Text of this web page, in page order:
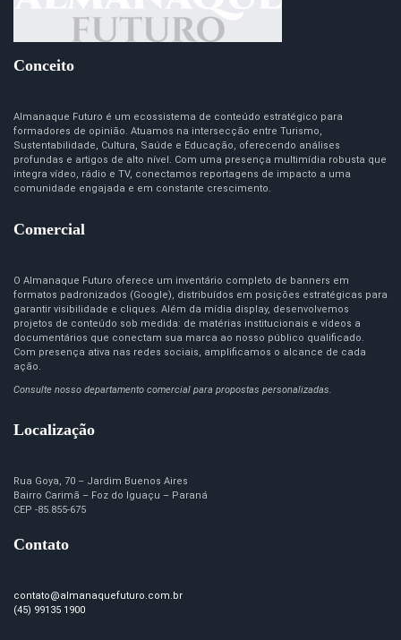
Conceito
Almanaque Futuro é um ecossistema de conteúdo estratégico para
formadores de opinião. Atuamos na intersecção entre Turismo,
Sustentabilidade, Cultura, Saúde e Educação, oferecendo análises
profundas e artigos de alto nível. Com uma presença multimídia robusta que
integra vídeo, rádio e TV, conectamos reportagens de impacto a uma
comunidade engajada e em constante crescimento.
Comercial
O Almanaque Futuro oferece um inventário completo de banners em
formatos padronizados (Google), distribuídos em posições estratégicas para
garantir visibilidade e cliques. Além da mídia display, desenvolvemos
projetos de conteúdo sob medida: de matérias institucionais e vídeos a
documentários que conectam sua marca ao nosso público qualificado.
Com presença ativa nas redes sociais, amplificamos o alcance de cada
ação.
Consulte nosso departamento comercial para propostas personalizadas.
Localização
Rua Goya, 70 – Jardim Buenos Aires
Bairro Carimã – Foz do Iguaçu – Paraná
CEP -85.855-675
Contato
contato@almanaquefuturo.com.br
(45) 99135 1900